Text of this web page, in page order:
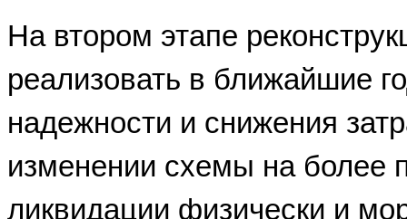
На втором этапе
реализовать в ближайшие
надежности и снижения
изменении схемы на более
ликвидации физически и